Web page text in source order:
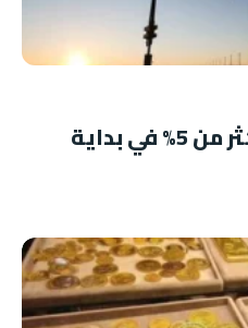
تراجع أسعار النفط بأكثر من 5% في بداية